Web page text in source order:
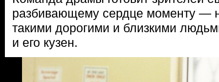
разбивающему сердце моменту —
такими дорогими и близкими
и его кузен.